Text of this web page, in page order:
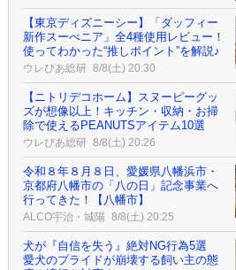
【東京ディズニーシー】「ダッフィー
新作スーべニア」全4種使用レビュー！
使ってわかった“推しポイント”を解説♪
ウレぴあ総研 8/8(土) 20:30
【ニトリデコホーム】スヌーピーグッ
ズが想像以上！キッチン・収納・お掃
除で使えるPEANUTSアイテム10選
ウレぴあ総研 8/8(土) 20:26
令和８年８月８日、愛媛県八幡浜市・
京都府八幡市の「八の日」記念事業へ
行ってきた！【八幡市】
ALCO宇治・城陽 8/8(土) 20:25
犬が『自信を失う』絶対NG行為5選
愛犬のプライドが崩壊する飼い主の態